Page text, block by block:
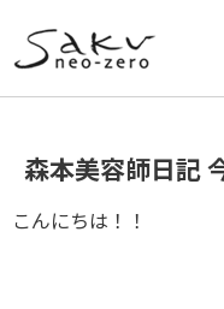
森本美容師日記
こんにちは！！